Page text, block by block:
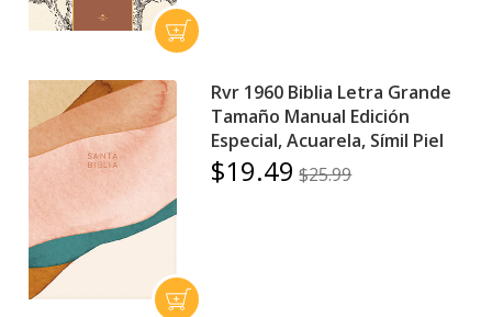
Rvr 1960 Biblia Letra Grande
Tamaño Manual Edición
Especial, Acuarela, Símil Piel
$19.49 $25.99